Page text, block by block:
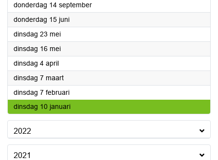
donderdag 14 september2023
donderdag 15 juni2023
dinsdag 23 mei2023
dinsdag 16 mei2023
dinsdag 4 april2023
dinsdag 7 maart2023
dinsdag 7 februari2023
dinsdag 10 januari2023
2022
2021